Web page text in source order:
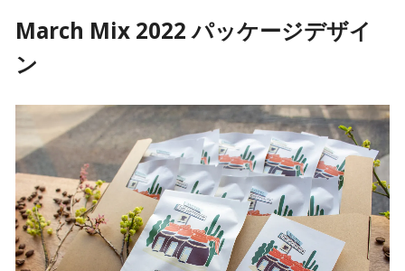
March Mix 2022 パッケージデザイ
ン